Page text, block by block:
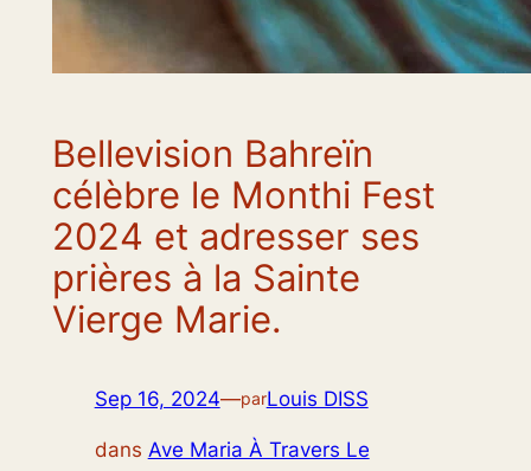
Bellevision Bahreïn
célèbre le Monthi Fest
2024 et adresser ses
prières à la Sainte
Vierge Marie.
Sep 16, 2024—parLouis DISS
dans Ave Maria À Travers Le